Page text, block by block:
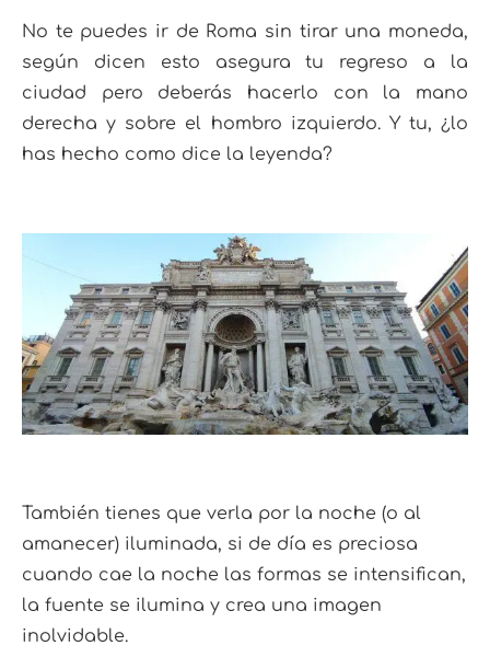
No te puedes ir de Roma sin tirar una moneda,
según dicen esto asegura tu regreso a la
ciudad pero deberás hacerlo con la mano
derecha y sobre el hombro izquierdo. Y tu, ¿lo
has hecho como dice la leyenda?
También tienes que verla por la noche (o al
amanecer) iluminada, si de día es preciosa
cuando cae la noche las formas se intensifican,
la fuente se ilumina y crea una imagen
inolvidable.